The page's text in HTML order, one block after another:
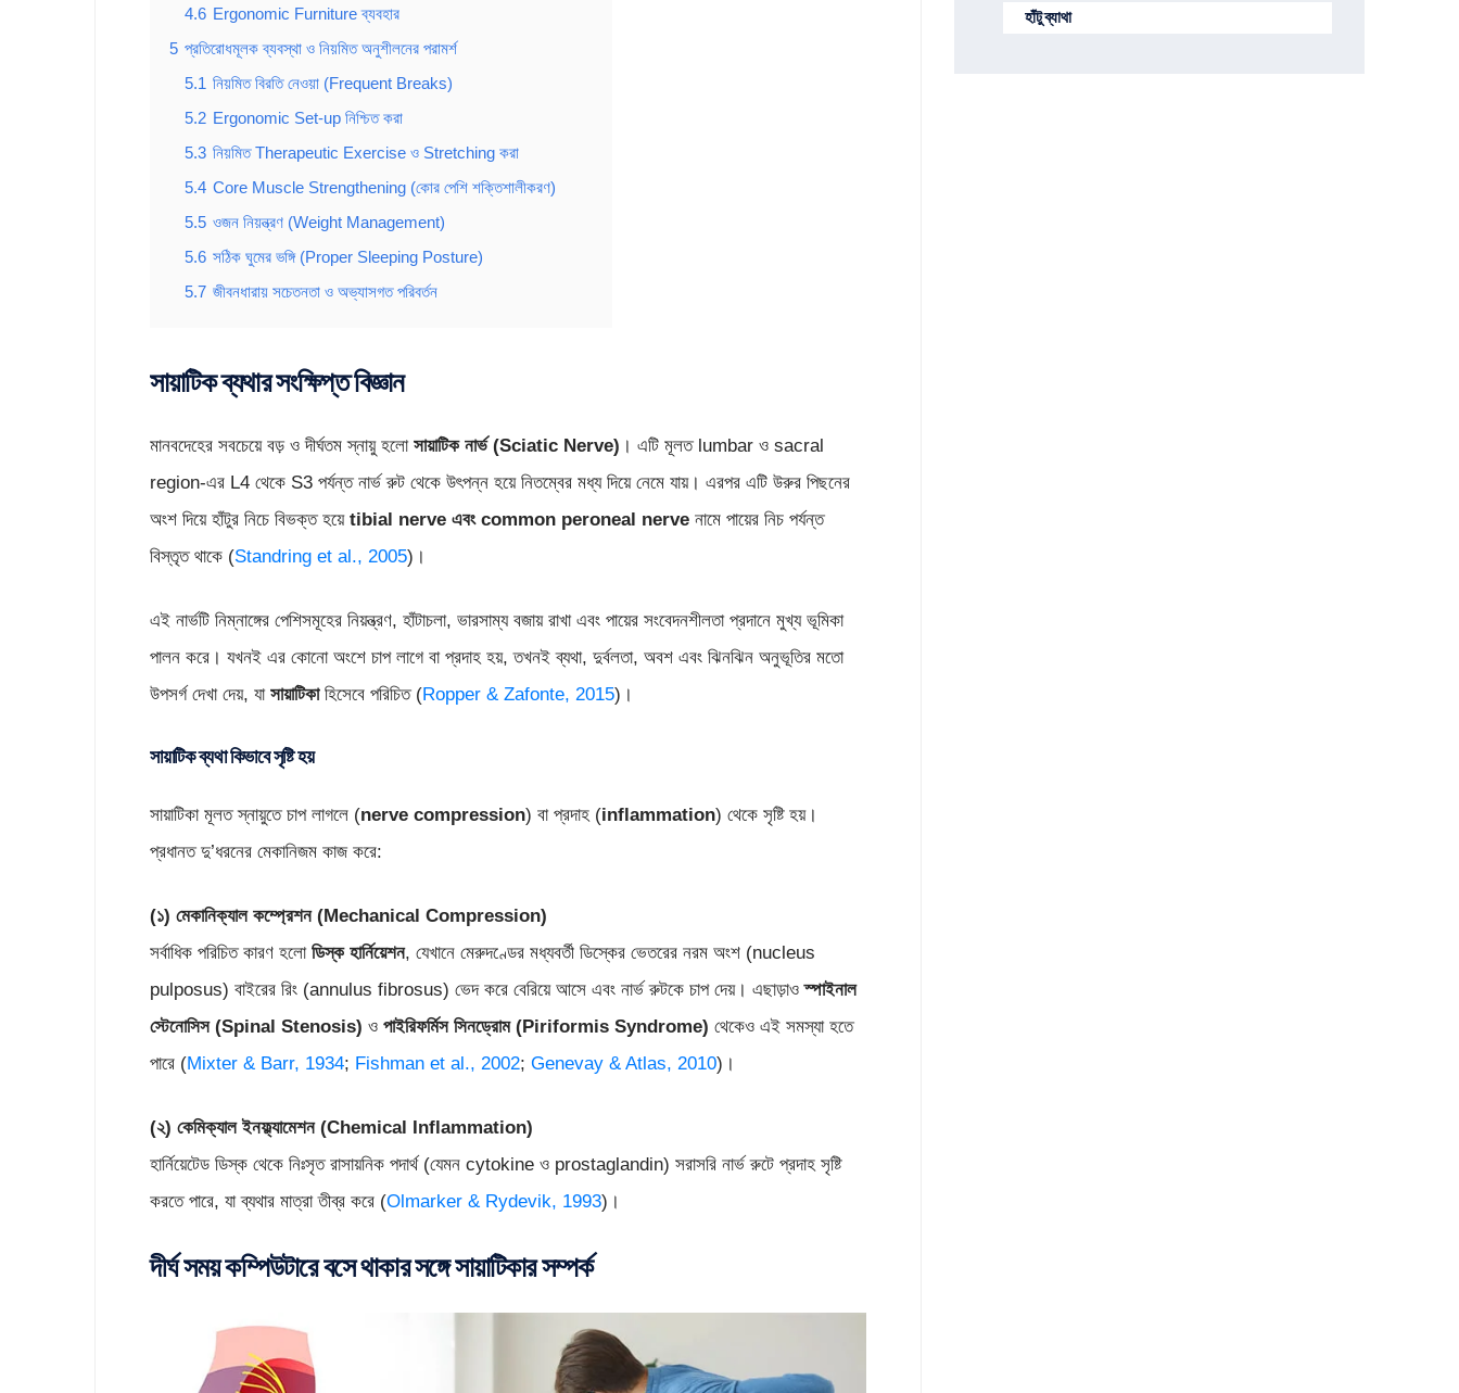
4.6 Ergonomic Furniture ব্যবহার
5 প্রতিরোধমূলক ব্যবস্থা ও নিয়মিত অনুশীলনের পরামর্শ
5.1 নিয়মিত বিরতি নেওয়া (Frequent Breaks)
5.2 Ergonomic Set-up নিশ্চিত করা
5.3 নিয়মিত Therapeutic Exercise ও Stretching করা
5.4 Core Muscle Strengthening (কোর পেশি শক্তিশালীকরণ)
5.5 ওজন নিয়ন্ত্রণ (Weight Management)
5.6 সঠিক ঘুমের ভঙ্গি (Proper Sleeping Posture)
5.7 জীবনধারায় সচেতনতা ও অভ্যাসগত পরিবর্তন
সায়াটিক ব্যথার সংক্ষিপ্ত বিজ্ঞান
মানবদেহের সবচেয়ে বড় ও দীর্ঘতম স্নায়ু হলো সায়াটিক নার্ভ (Sciatic Nerve) । এটি মূলত lumbar ও sacral
region-এর L4 থেকে S3 পর্যন্ত নার্ভ রুট থেকে উৎপন্ন হয়ে নিতম্বের মধ্য দিয়ে নেমে যায়। এরপর এটি উরুর পিছনের
অংশ দিয়ে হাঁটুর নিচে বিভক্ত হয়ে tibial nerve এবং common peroneal nerve নামে পায়ের নিচ পর্যন্ত
বিস্তৃত থাকে (Standring et al., 2005)।
এই নার্ভটি নিম্নাঙ্গের পেশিসমূহের নিয়ন্ত্রণ, হাঁটাচলা, ভারসাম্য বজায় রাখা এবং পায়ের সংবেদনশীলতা প্রদানে মুখ্য ভূমিকা
পালন করে। যখনই এর কোনো অংশে চাপ লাগে বা প্রদাহ হয়, তখনই ব্যথা, দুর্বলতা, অবশ এবং ঝিনঝিন অনুভূতির মতো
উপসর্গ দেখা দেয়, যা সায়াটিকাহিসেবে পরিচিত (Ropper & Zafonte, 2015)।
সায়াটিক ব্যথা কিভাবে সৃষ্টি হয়
সায়াটিকা মূলত স্নায়ুতে চাপ লাগলে (nerve compression) বা প্রদাহ (inflammation) থেকে সৃষ্টি হয়।
প্রধানত দু’ধরনের মেকানিজম কাজ করে:
(১) মেকানিক্যাল কম্প্রেশন (Mechanical Compression)
সর্বাধিক পরিচিত কারণ হলো ডিস্ক হার্নিয়েশন, যেখানে মেরুদণ্ডের মধ্যবর্তী ডিস্কের ভেতরের নরম অংশ (nucleus
pulposus) বাইরের রিং (annulus fibrosus) ভেদ করে বেরিয়ে আসে এবং নার্ভ রুটকে চাপ দেয়। এছাড়াওস্পাইনাল
স্টেনোসিস (Spinal Stenosis) ও পাইরিফর্মিস সিনড্রোম (Piriformis Syndrome) থেকেও এই সমস্যা হতে
পারে (Mixter & Barr, 1934; Fishman et al., 2002; Genevay & Atlas, 2010)।
(২) কেমিক্যাল ইনফ্ল্যামেশন (Chemical Inflammation)
হার্নিয়েটেড ডিস্ক থেকে নিঃসৃত রাসায়নিক পদার্থ (যেমন cytokine ও prostaglandin) সরাসরি নার্ভ রুটে প্রদাহ সৃষ্টি
করতে পারে, যা ব্যথার মাত্রা তীব্র করে (Olmarker & Rydevik, 1993)।
দীর্ঘ সময় কম্পিউটারে বসে থাকার সঙ্গে সায়াটিকার সম্পর্ক
হাঁটু ব্যাথা